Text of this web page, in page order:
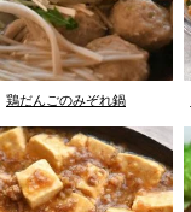
鶏だんごのみぞれ鍋